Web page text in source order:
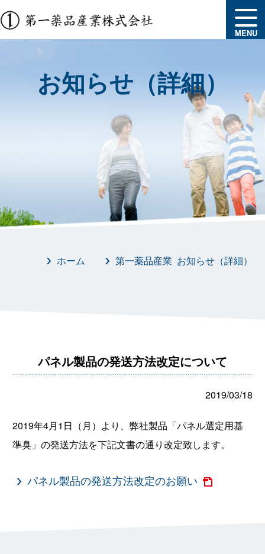
MENU
お知らせ（詳細）
ホーム 第一薬品産業 お知らせ（詳細）
パネル製品の発送方法改定について
2019/03/18
2019年4月1日（月）より、弊社製品「パネル選定用基
準臭」の発送方法を下記文書の通り改定致します。
パネル製品の発送方法改定のお願い